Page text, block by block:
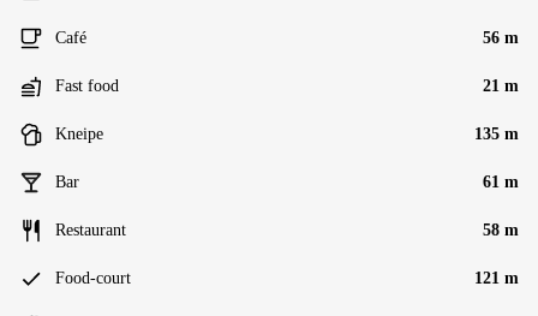
Café 56 m
Fast food 21 m
Kneipe 135 m
Bar 61 m
Restaurant 58 m
Food-court 121 m